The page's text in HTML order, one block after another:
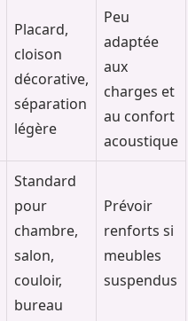
Placard,
cloison
décorative,
séparation
légère
Peu
adaptée
aux
charges et
au confort
acoustique
Standard
pour
chambre,
salon,
couloir,
bureau
Prévoir
renforts si
meubles
suspendus